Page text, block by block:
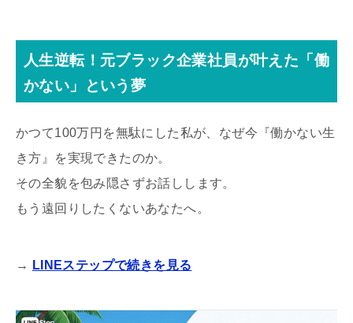
人生逆転！元ブラック企業社員が叶えた「働
かない」という夢
かつて100万円を無駄にした私が、なぜ今『働かない生
き方』を実現できたのか。
その全貌を包み隠さずお話しします。
もう遠回りしたくないあなたへ。
→ LINEステップで続きを見る